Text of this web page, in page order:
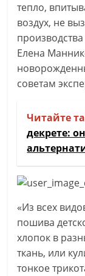
тепло,
воздух, не
Елена
советам
Читайте
декрете:
«Из всех
пошива
хлопок в
ткань, или
тонкое